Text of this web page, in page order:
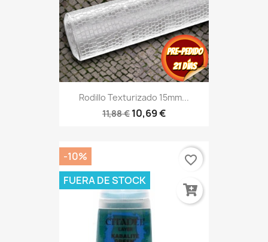
Rodillo Texturizado 15mm...
11,88 € 10,69 €
-10%
FUERA DE STOCK
favorite_border